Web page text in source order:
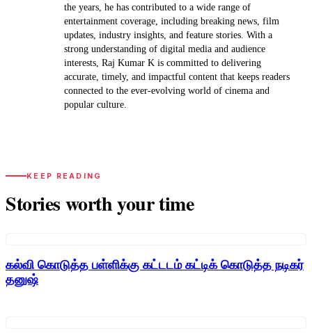
the years, he has contributed to a wide range of
entertainment coverage, including breaking news, film
updates, industry insights, and feature stories. With a
strong understanding of digital media and audience
interests, Raj Kumar K is committed to delivering
accurate, timely, and impactful content that keeps readers
connected to the ever-evolving world of cinema and
popular culture.
KEEP READING
Stories worth your time
கல்வி கொடுத்த பள்ளிக்கு கட்டடம் கட்டிக் கொடுத்த நடிகர்
தனுஷ்